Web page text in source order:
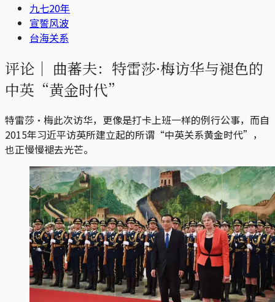
九七20年
宣誓风波
台海关系
评论｜ 曲蕃夫：特雷莎·梅访华与褪色的
中英“黄金时代”
特雷莎·梅此次访华，更像是打卡上班一样的例行公事，而自
2015年习近平访英所建立起的所谓“中英关系黄金时代”，
也正慢慢褪去光芒。